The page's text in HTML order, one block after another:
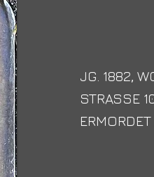
JG. 1882,
STRASSE
ERMORDET